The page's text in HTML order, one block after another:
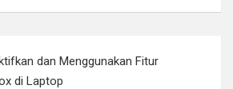
dan Menggunakan Fitur
di Laptop